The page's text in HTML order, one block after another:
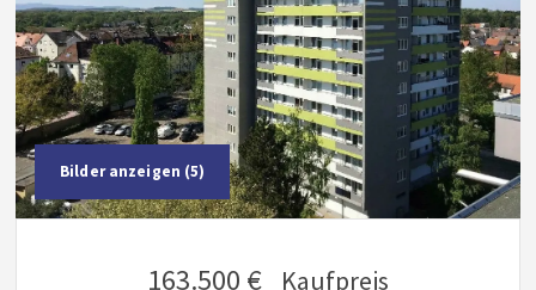
Bilder anzeigen (5)
163.500 € Kaufpreis